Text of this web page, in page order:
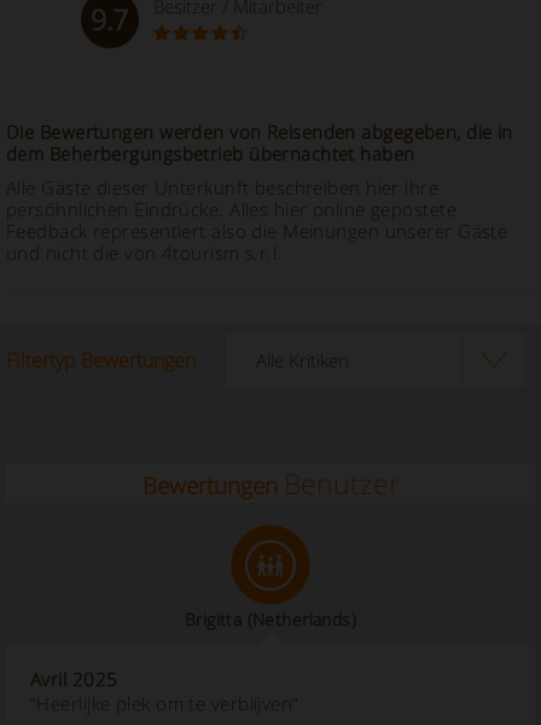
9.7 Besitzer / Mitarbeiter
Die Bewertungen werden von Reisenden abgegeben, die in
dem Beherbergungsbetrieb übernachtet haben
Alle Gäste dieser Unterkunft beschreiben hier ihre
persöhnlichen Eindrücke. Alles hier online gepostete
Feedback representiert also die Meinungen unserer Gäste
und nicht die von 4tourism s.r.l.
Filtertyp Bewertungen
Bewertungen Benutzer
Brigitta (Netherlands)
Avril 2025
“Heerlijke plek om te verblijven”